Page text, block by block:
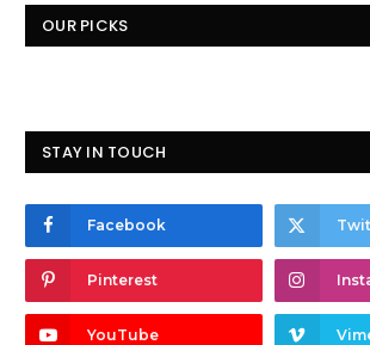
OUR PICKS
STAY IN TOUCH
Facebook
Pinterest
YouTube